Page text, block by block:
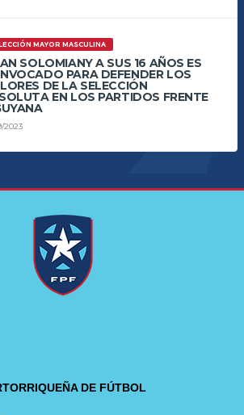
MAYOR MASCULINA
SOLOMIANY A SUS 16 AÑOS ES
PARA DEFENDER LOS
DE LA SELECCIÓN
EN LOS PARTIDOS FRENTE
2023
DE FÚTBOL